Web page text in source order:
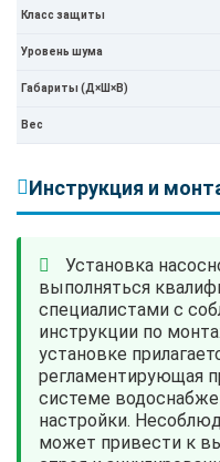
Класс защиты
Уровень шума
Габариты (Д×Ш×В)
Вес
Инструкция и
Установка
выполняться
специалистами с
инструкции по
установке
регламентирующая
системе
настройки.
может привести к